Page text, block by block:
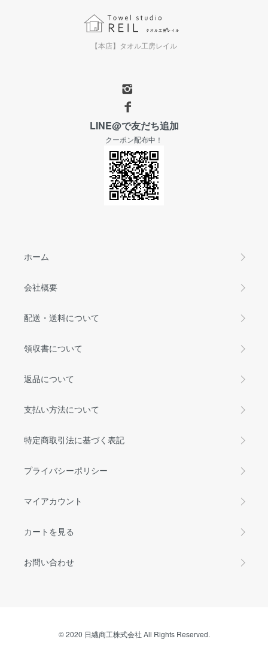
【本店】タオル工房レイル
LINE@で友だち追加
クーポン配布中！
ホーム
会社概要
配送・送料について
領収書について
返品について
支払い方法について
特定商取引法に基づく表記
プライバシーポリシー
マイアカウント
カートを見る
お問い合わせ
© 2020 日繊商工株式会社 All Rights Reserved.